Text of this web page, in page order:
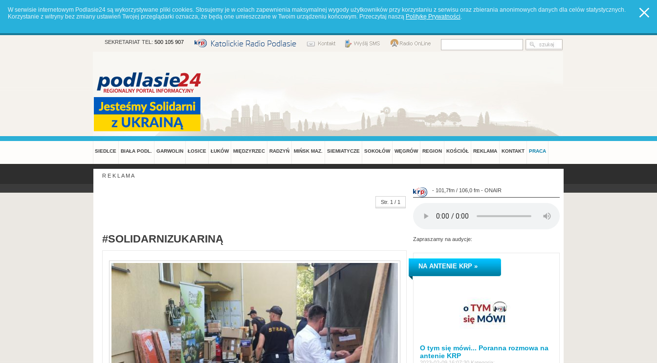
W serwisie internetowym Podlasie24 są wykorzystywane pliki cookies. Stosujemy je w celach zapewnienia maksymalnej wygody użytkowników przy korzystaniu z serwisu oraz zbierania anonimowych danych dla celów statystycznych.
Korzystanie z witryny bez zmiany ustawień Twojej przeglądarki oznacza, że będą one umieszczane w Twoim urządzeniu końcowym. Przeczytaj naszą Politykę Prywatności.
SEKRETARIAT TEL: 500 105 907
SIEDLCE BIAŁA PODL. GARWOLIN ŁOSICE ŁUKÓW MIĘDZYRZEC RADZYŃ MIŃSK MAZ. SIEMIATYCZE SOKOŁÓW WĘGRÓW REGION KOŚCIÓŁ REKLAMA KONTAKT PRACA
R E K L A M A
Str. 1 / 1
#SOLIDARNIZUKARINĄ
- 101,7fm / 106,0 fm - ONAIR
Zapraszamy na audycje:
NA ANTENIE KRP »
O tym się mówi... Poranna rozmowa na
antenie KRP